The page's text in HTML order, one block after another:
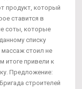
продукт, который
ставится в
соты, которые
списку
массаж стоил не
итоге привели к
Предложение:
строителей